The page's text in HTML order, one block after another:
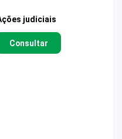
judiciais
Consultar